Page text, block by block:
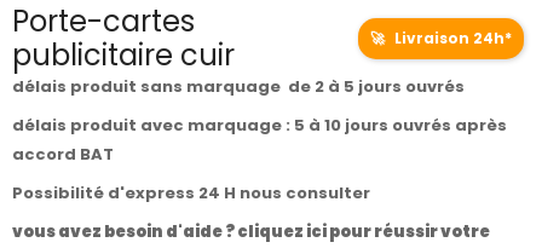
Porte-cartes
publicitaire cuir
🚀 Livraison 24h*
délais produit sans marquage de 2 à 5 jours ouvrés
délais produit avec marquage : 5 à 10 jours ouvrés après
accord BAT
Possibilité d'express 24 H nous consulter
vous avez besoin d'aide ? cliquez ici pour réussir votre